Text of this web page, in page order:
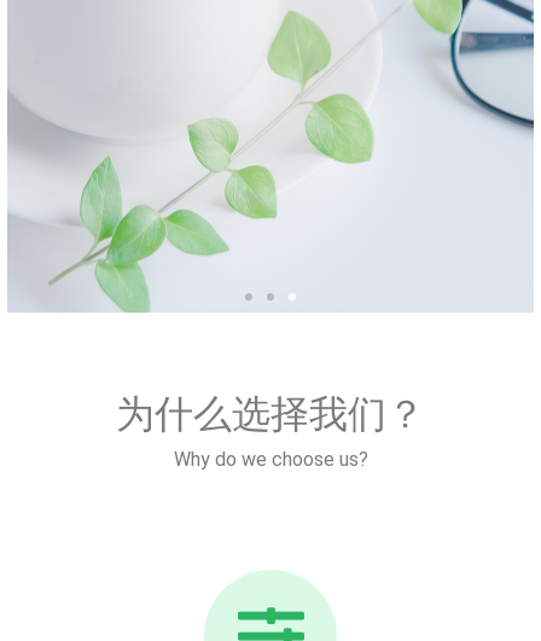
了解更多文章资讯，请前往CMS杂志主
为什么选择我们？
Why do we choose us?